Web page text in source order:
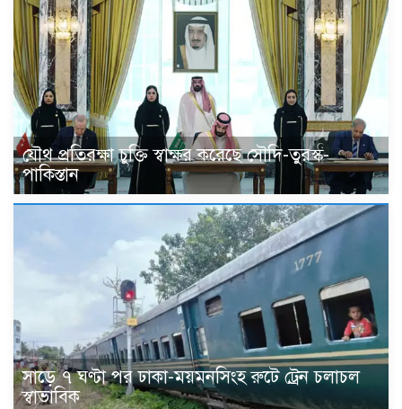
যৌথ প্রতিরক্ষা চুক্তি স্বাক্ষর করেছে সৌদি-তুরস্ক-
পাকিস্তান
সাড়ে ৭ ঘণ্টা পর ঢাকা-ময়মনসিংহ রুটে ট্রেন চলাচল
স্বাভাবিক